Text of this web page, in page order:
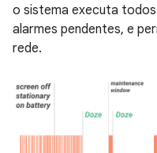
o sistema executa
alarmes pendentes, e
rede.